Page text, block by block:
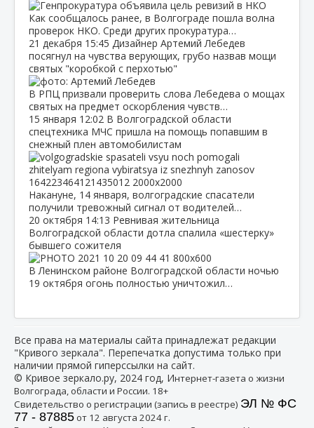
Как сообщалось ранее, в Волгограде пошла волна
проверок НКО. Среди других прокуратура…
21 декабря 15:45 Дизайнер Артемий Лебедев
посягнул на чувства верующих, грубо назвав мощи
святых "коробкой с перхотью"
В РПЦ призвали проверить слова Лебедева о мощах
святых на предмет оскорбления чувств…
15 января 12:02 В Волгоградской области
спецтехника МЧС пришла на помощь попавшим в
снежный плен автомобилистам
Накануне, 14 января, волгоградские спасатели
получили тревожный сигнал от водителей…
20 октября 14:13 Ревнивая жительница
Волгоградской области дотла спалила «шестерку»
бывшего сожителя
В Ленинском районе Волгоградской области ночью
19 октября огонь полностью уничтожил…
Все права на материалы сайта принадлежат редакции
"Кривого зеркала". Перепечатка допустима только при
наличии прямой гиперссылки на сайт.
© Кривое зеркало.ру, 2024 год, Интернет-газета о жизни
Волгограда, области и России. 18+
Свидетельство о регистрации (запись в реестре) ЭЛ № ФС
77 - 87885от 12 августа 2024 г.